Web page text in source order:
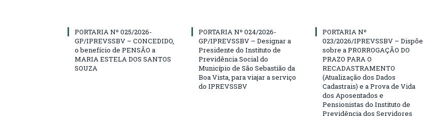
PORTARIA Nº 025/2026-
GP/IPREVSSBV – CONCEDIDO,
o benefício de PENSÃO a
MARIA ESTELA DOS SANTOS
SOUZA
PORTARIA Nº 024/2026-
GP/IPREVSSBV – Designar a
Presidente do Instituto de
Previdência Social do
Município de São Sebastião da
Boa Vista, para viajar a serviço
do IPREVSSBV
PORTARIA Nº
023/2026/IPREVSSBV – Dispõe
sobre a PRORROGAÇÃO DO
PRAZO PARA O
RECADASTRAMENTO
(Atualização dos Dados
Cadastrais) e a Prova de Vida
dos Aposentados e
Pensionistas do Instituto de
Previdência dos Servidores